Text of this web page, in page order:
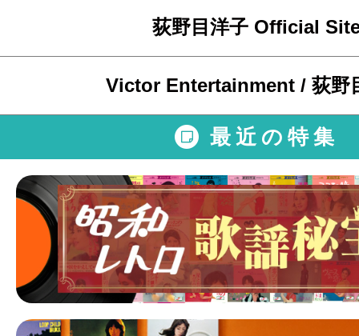
荻野目洋子 Official
Victor Entertainment / 荻野
最近の特集